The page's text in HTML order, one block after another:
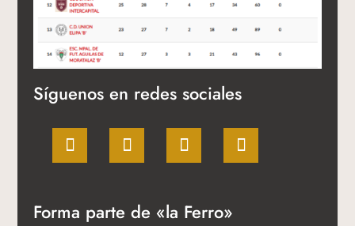
Síguenos en redes sociales
Forma parte de «la Ferro»